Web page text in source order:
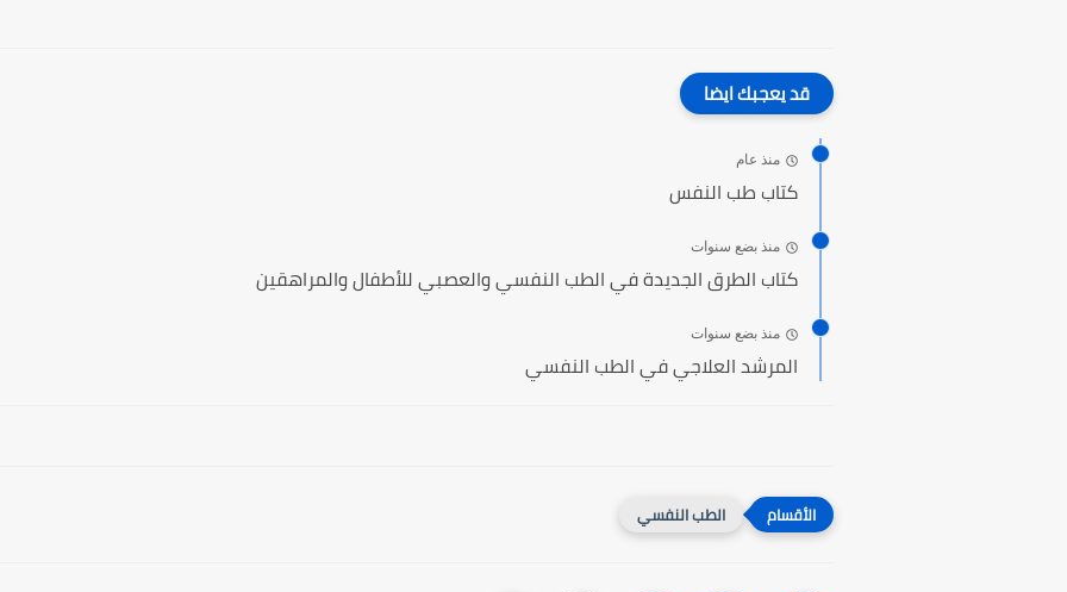
قد يعجبك ايضا
منذ عام
كتاب طب النفس
منذ بضع سنوات
كتاب الطرق الجديدة في الطب النفسي والعصبي للأطفال والمراهقين
منذ بضع سنوات
المرشد العلاجي في الطب النفسي
الطب النفسي